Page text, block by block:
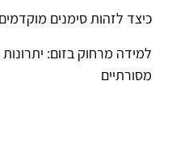
כיצד לזהות סימנים
למידה מרחוק בזום:
מסורתיים